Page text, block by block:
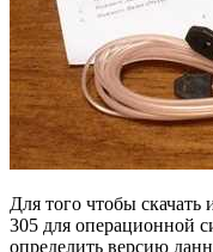
Для того чтобы
305 для операционной
определить версию